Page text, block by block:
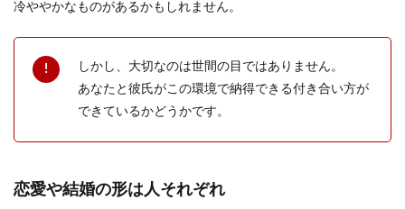
冷ややかなものがあるかもしれません。
しかし、大切なのは世間の目ではありません。
あなたと彼氏がこの環境で納得できる付き合い方が
できているかどうかです。
恋愛や結婚の形は人それぞれ